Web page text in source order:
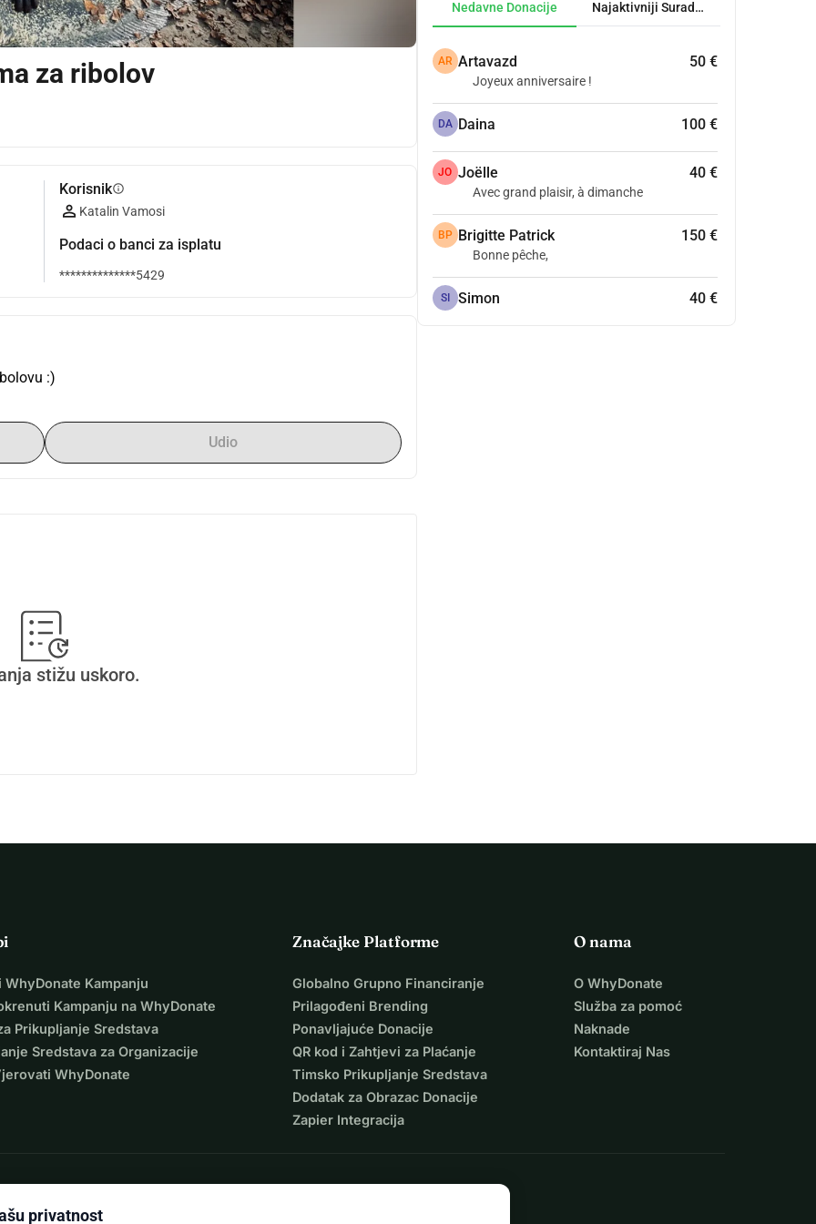
za ribolov
Korisnikinfo
Katalin Vamosi
Podaci o banci za isplatu
**************5429
:)
Udio
stižu uskoro.
Nedavne Donacije Najaktivniji Suradnici
AR Artavazd 50 €
Joyeux anniversaire !
DA Daina 100 €
JO Joëlle 40 €
Avec grand plaisir, à dimanche
BP Brigitte Patrick 150 €
Bonne pêche,
SI Simon 40 €
WhyDonate Kampanju
Kampanju na WhyDonate
Prikupljanje Sredstava
Sredstava za Organizacije
WhyDonate
Značajke Platforme
Globalno Grupno Financiranje
Prilagođeni Brending
Ponavljajuće Donacije
QR kod i Zahtjevi za Plaćanje
Timsko Prikupljanje Sredstava
Dodatak za Obrazac Donacije
Zapier Integracija
O nama
O WhyDonate
Služba za pomoć
Naknade
Kontaktiraj Nas
privatnost